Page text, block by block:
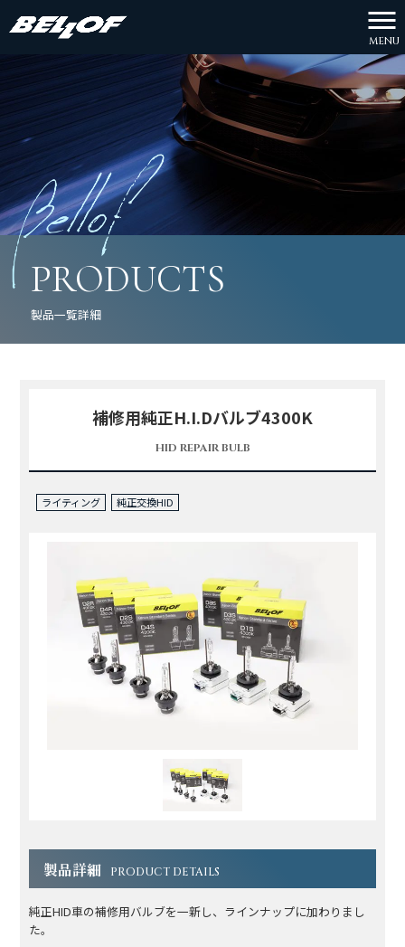
MENU
PRODUCTS
製品一覧詳細
補修用純正H.I.Dバルブ4300K
HID REPAIR BULB
ライティング 純正交換HID
製品詳細 PRODUCT DETAILS
純正HID車の補修用バルブを一新し、ラインナップに加わりまし
た。